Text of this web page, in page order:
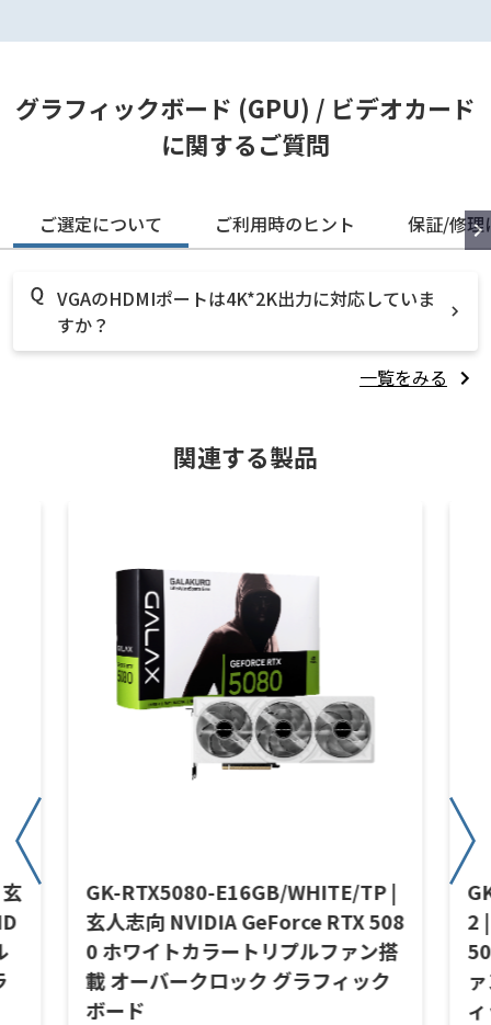
グラフィックボード (GPU) / ビデオカード
に関するご質問
ご選定について ご利用時のヒント 保証/修理
VGAのHDMIポートは4K*2K出力に対応していま
すか？
一覧をみる
関連する製品
GK-RTX5080-E16GB/WHITE/TP |
玄人志向 NVIDIA GeForce RTX 508
0 ホワイトカラートリプルファン搭
載 オーバークロック グラフィック
ボード
2